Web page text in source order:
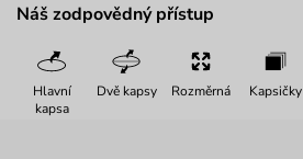
Náš zodpovědný přístup
Hlavní
kapsa
Dvě kapsy Rozměrná Kapsičky